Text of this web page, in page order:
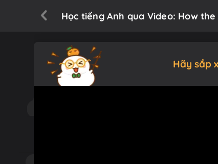
Học tiếng Anh qua Video: How
Hãy sắp